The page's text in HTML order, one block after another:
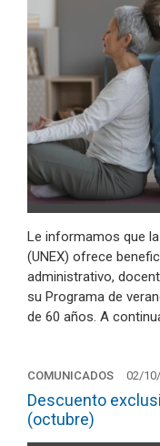
Le informamos que
(UNEX) ofrece
administrativo,
su Programa de
de 60 años. A
COMUNICADOS 02/
Descuento
(octubre)